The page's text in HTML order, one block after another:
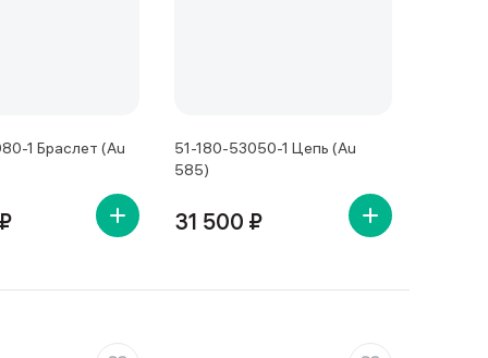
1 Браслет (Au
51-180-53050-1 Цепь (Au
585)
31 500 ₽